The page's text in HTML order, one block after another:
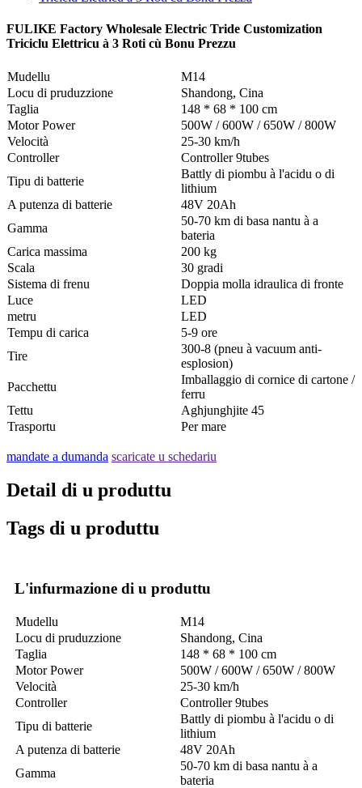
FULIKE Factory Wholesale Electric Tride Customization
Triciclu Elettricu à 3 Roti cù Bonu Prezzu
Mudellu
M14
Locu di pruduzzione
Shandong, Cina
Taglia
148 * 68 * 100 cm
Motor Power
500W / 600W / 650W / 800W
Velocità
25-30 km/h
Controller
Controller 9tubes
Tipu di batterie
Battly di piombu à l'acidu o di
lithium
A putenza di batterie
48V 20Ah
Gamma
50-70 km di basa nantu à a
bateria
Carica massima
200 kg
Scala
30 gradi
Sistema di frenu
Doppia molla idraulica di fronte
Luce
LED
metru
LED
Tempu di carica
5-9 ore
Tire
300-8 (pneu à vacuum anti-
esplosion)
Pacchettu
Imballaggio di cornice di cartone /
ferru
Tettu
Aghjunghjite 45
Trasportu
Per mare
mandate a dumanda scaricate u schedariu
Detail di u produttu
Tags di u produttu
L'infurmazione di u produttu
Mudellu
M14
Locu di pruduzzione
Shandong, Cina
Taglia
148 * 68 * 100 cm
Motor Power
500W / 600W / 650W / 800W
Velocità
25-30 km/h
Controller
Controller 9tubes
Tipu di batterie
Battly di piombu à l'acidu o di
lithium
A putenza di batterie
48V 20Ah
Gamma
50-70 km di basa nantu à a
bateria